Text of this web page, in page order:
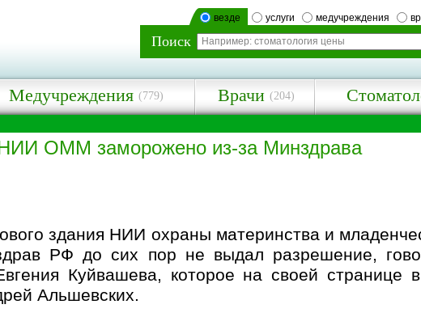
везде услуги медучреждения
Поиск
Медучреждения (779) Врачи (204)
НИИ ОММ заморожено из-за Минздрава
здания НИИ охраны материнства и
РФ до сих пор не выдал разрешение,
Куйвашева, которое на своей странице
Альшевских.